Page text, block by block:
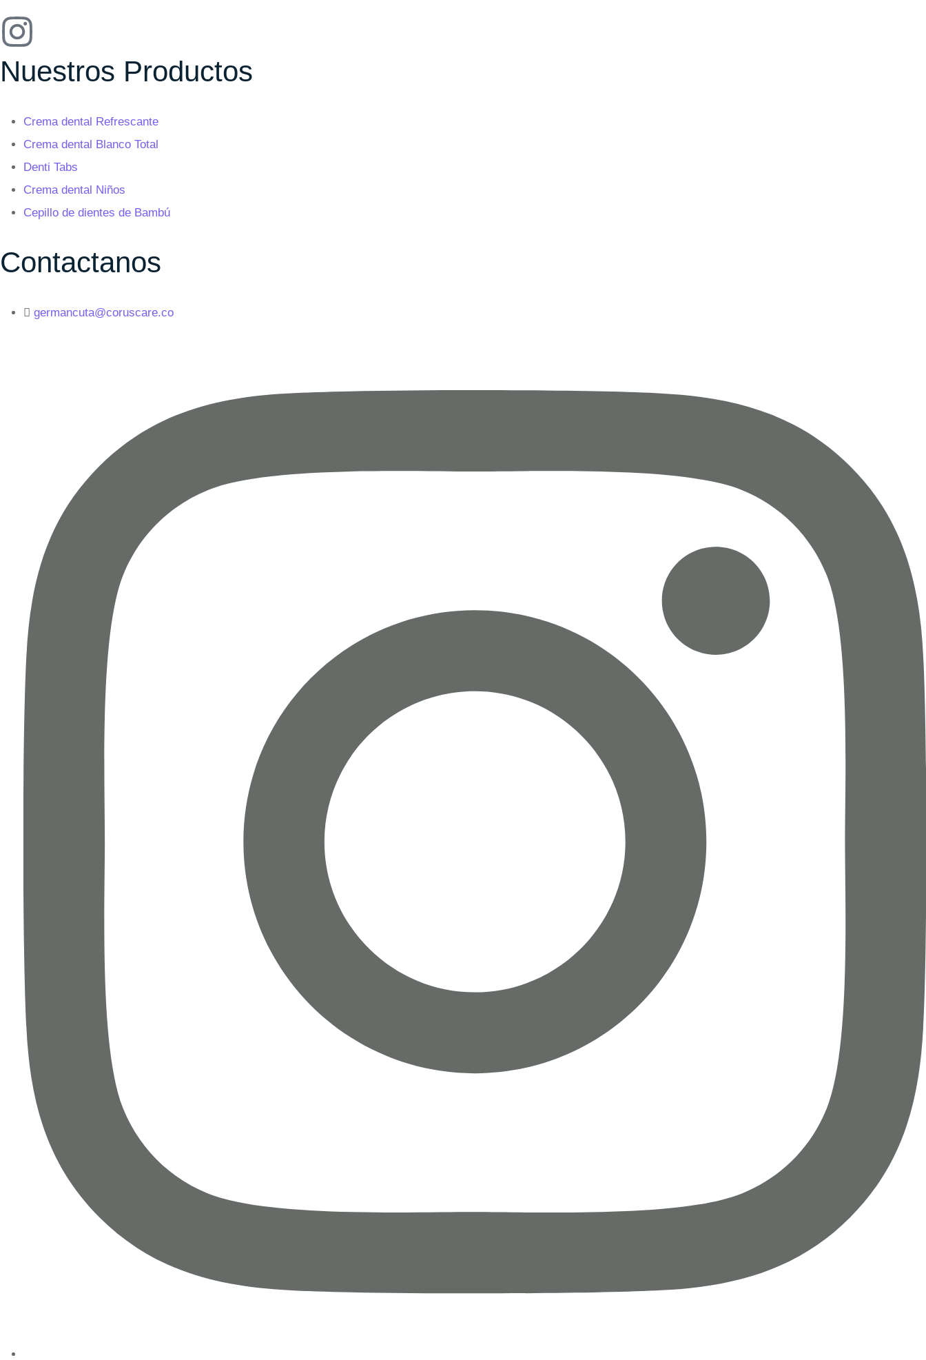
Nuestros Productos
Crema dental Refrescante
Crema dental Blanco Total
Denti Tabs
Crema dental Niños
Cepillo de dientes de Bambú
Contactanos
germancuta@coruscare.co